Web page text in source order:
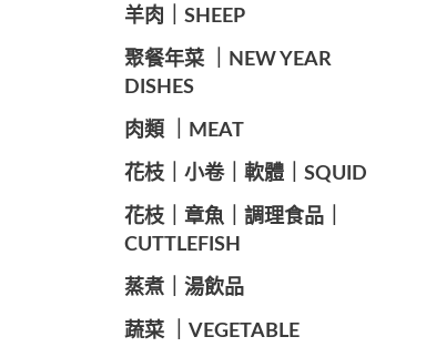
羊肉｜SHEEP
️聚餐年菜 ｜NEW YEAR
DISHES
肉類 ｜MEAT
️花枝｜小卷｜軟體｜SQUID
花枝｜章魚｜調理食品｜
CUTTLEFISH
️蒸煮｜湯飲品
蔬菜 ｜VEGETABLE